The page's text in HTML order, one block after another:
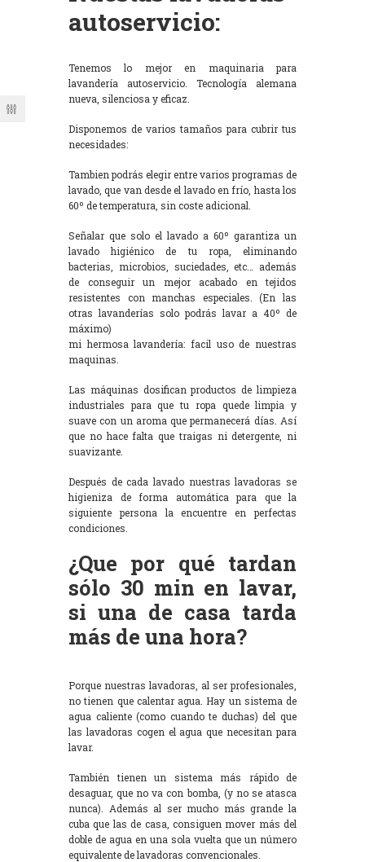
autoservicio:
Tenemos lo mejor en maquinaria para
lavandería autoservicio. Tecnología alemana
nueva, silenciosa y eficaz.
Disponemos de varios tamaños para cubrir tus
necesidades:
Tambien podrás elegir entre varios programas de
lavado, que van desde el lavado en frío, hasta los
60º de temperatura, sin coste adicional.
Señalar que solo el lavado a 60º garantiza un
lavado higiénico de tu ropa, eliminando
bacterias, microbios, suciedades, etc… además
de conseguir un mejor acabado en tejidos
resistentes con manchas especiales. (En las
otras lavanderías solo podrás lavar a 40º de
máximo)
mi hermosa lavandería: facil uso de nuestras
maquinas.
Las máquinas dosifican productos de limpieza
industriales para que tu ropa quede limpia y
suave con un aroma que permanecerá días. Así
que no hace falta que traigas ni detergente, ni
suavizante.
Después de cada lavado nuestras lavadoras se
higieniza de forma automática para que la
siguiente persona la encuentre en perfectas
condiciones.
¿Que por qué tardan
sólo 30 min en lavar,
si una de casa tarda
más de una hora?
Porque nuestras lavadoras, al ser profesionales,
no tienen que calentar agua. Hay un sistema de
agua caliente (como cuando te duchas) del que
las lavadoras cogen el agua que necesitan para
lavar.
También tienen un sistema más rápido de
desaguar, que no va con bomba, (y no se atasca
nunca). Además al ser mucho más grande la
cuba que las de casa, consiguen mover más del
doble de agua en una sola vuelta que un número
equivalente de lavadoras convencionales.